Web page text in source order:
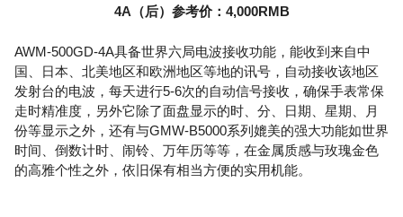
4A（后）参考价：4,000RMB
AWM-500GD-4A具备世界六局电波接收功能，能收到来自中
国、日本、北美地区和欧洲地区等地的讯号，自动接收该地区
发射台的电波，每天进行5-6次的自动信号接收，确保手表常保
走时精准度，另外它除了面盘显示的时、分、日期、星期、月
份等显示之外，还有与GMW-B5000系列媲美的强大功能如世界
时间、倒数计时、闹铃、万年历等等，在金属质感与玫瑰金色
的高雅个性之外，依旧保有相当方便的实用机能。